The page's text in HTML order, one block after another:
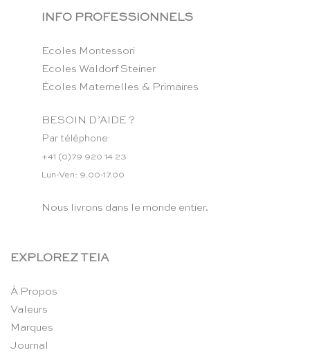
INFO PROFESSIONNELS
Ecoles Montessori
Ecoles Waldorf Steiner
Écoles Maternelles & Primaires
BESOIN D’AIDE ?
Par téléphone:
+41 (0)79 920 14 23
Lun-Ven: 9.00-17.00
Nous livrons dans le monde entier.
EXPLOREZ TEIA
À Propos
Valeurs
Marques
Journal